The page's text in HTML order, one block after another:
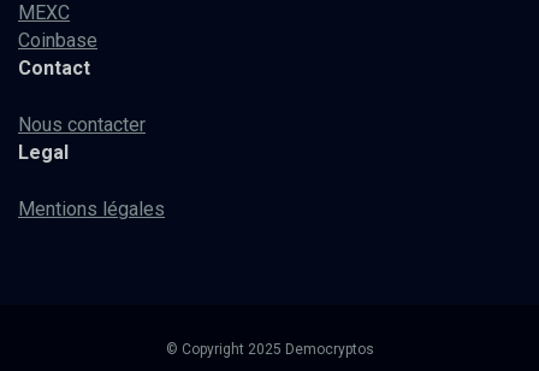
MEXC
Coinbase
Contact
Nous contacter
Legal
Mentions légales
© Copyright 2025 Democryptos